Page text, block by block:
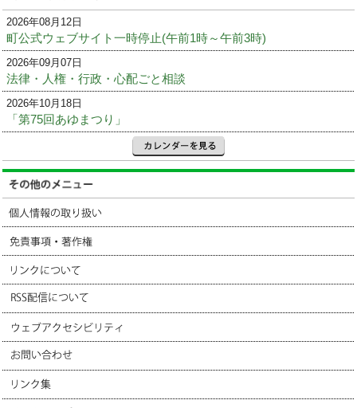
2026年08月12日
町公式ウェブサイト一時停止(午前1時～午前3時)
2026年09月07日
法律・人権・行政・心配ごと相談
2026年10月18日
「第75回あゆまつり」